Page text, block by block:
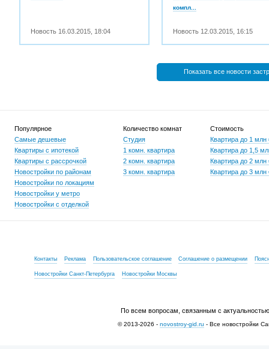
Новость 16.03.2015 18:04
компл...
Новость 12.03.2015 16:15
Показать все новости
Популярное
Самые дешевые
Квартиры с ипотекой
Квартиры с рассрочкой
Новостройки по районам
Новостройки по локациям
Новостройки у метро
Новостройки с отделкой
Количество комнат
Студия
1 комн. квартира
2 комн. квартира
3 комн. квартира
Стоимость
Квартира до 1 млн
Квартира до 1,5
Квартира до 2 млн
Квартира до 3 млн
Контакты Реклама Пользовательское соглашение Соглашение о размещении
Новостройки Санкт-Петербурга Новостройки Москвы
По всем вопросам, связанным с
© 2013-2026 - novostroy-gid.ru - Все новостройки